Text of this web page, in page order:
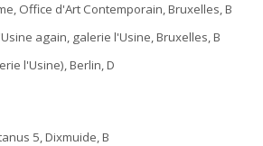
Office d'Art Contemporain, Bruxelles, B
again, galerie l'Usine, Bruxelles, B
l'Usine), Berlin, D
5, Dixmuide, B